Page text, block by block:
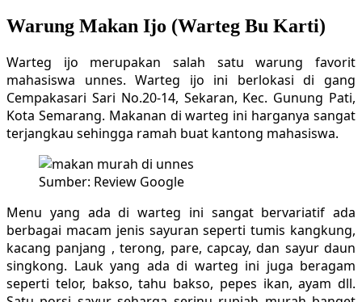
Warung Makan Ijo (Warteg Bu Karti)
Warteg ijo merupakan salah satu warung favorit
mahasiswa unnes. Warteg ijo ini berlokasi di gang
Cempakasari Sari No.20-14, Sekaran, Kec. Gunung Pati,
Kota Semarang. Makanan di warteg ini harganya sangat
terjangkau sehingga ramah buat kantong mahasiswa.
Sumber: Review Google
Menu yang ada di warteg ini sangat bervariatif ada
berbagai macam jenis sayuran seperti tumis kangkung,
kacang panjang , terong, pare, capcay, dan sayur daun
singkong. Lauk yang ada di warteg ini juga beragam
seperti telor, bakso, tahu bakso, pepes ikan, ayam dll.